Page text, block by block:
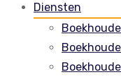
Diensten